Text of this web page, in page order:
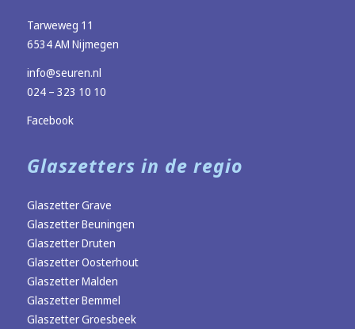
Tarweweg 11
6534 AM Nijmegen
info@seuren.nl
024 – 323 10 10
Facebook
Glaszetters in de regio
Glaszetter Grave
Glaszetter Beuningen
Glaszetter Druten
Glaszetter Oosterhout
Glaszetter Malden
Glaszetter Bemmel
Glaszetter Groesbeek